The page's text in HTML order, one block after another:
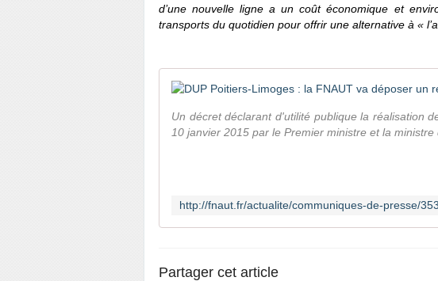
d’une nouvelle ligne a un coût économique et
transports du quotidien pour offrir une alternative à «
Un décret déclarant d'utilité publique la réalisation
10 janvier 2015 par le Premier ministre et la ministre
Partager cet article